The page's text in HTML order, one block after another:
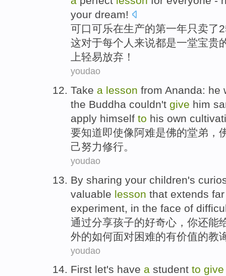
your dream!
可口可乐在生产的第一年只卖了
这对于每个人来说都是一堂宝贵
上轻易放弃！
youdao
Take a lesson from Ananda: he
the Buddha couldn't give him
apply himself to his own
要知道即使像阿难是佛的堂弟 ，
己努力修行。
youdao
By sharing your children's
valuable lesson that extends
experiment , in the face of
通过分享孩子的好奇心 ， 你还能
外的如何面对困难的有价值的教
youdao
First let's have a student to